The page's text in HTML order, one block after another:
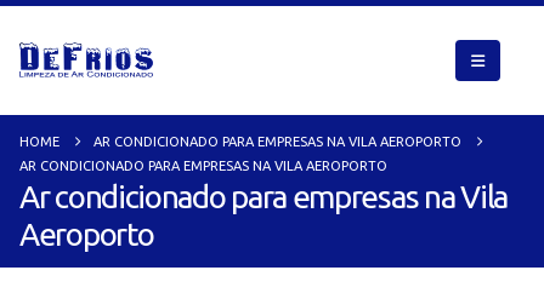
HOME
AR CONDICIONADO PARA EMPRESAS NA VILA AEROPORTO
AR CONDICIONADO PARA EMPRESAS NA VILA AEROPORTO
Ar condicionado para empresas na Vila
Aeroporto